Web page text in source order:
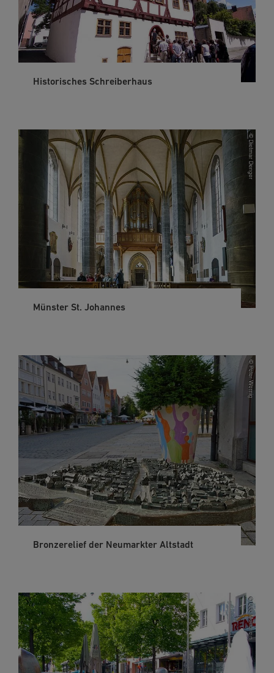
Historisches Schreiberhaus
Münster St. Johannes
Bronzerelief der Neumarkter Altstadt